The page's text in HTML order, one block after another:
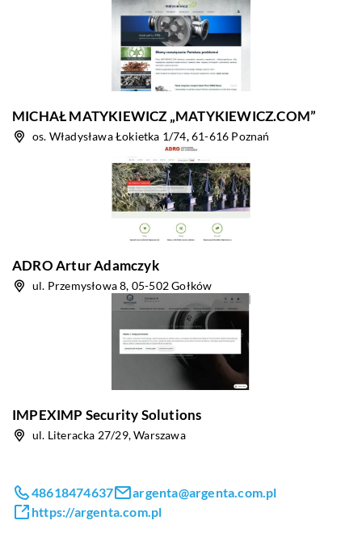
MICHAŁ MATYKIEWICZ „MATYKIEWICZ.COM”
os. Władysława Łokietka 1/74, 61-616 Poznań
ADRO Artur Adamczyk
ul. Przemysłowa 8, 05-502 Gołków
IMPEXIMP Security Solutions
ul. Literacka 27/29, Warszawa
48618474637
argenta@argenta.com.pl
https://argenta.com.pl